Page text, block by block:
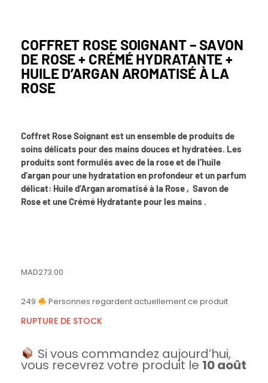
COFFRET ROSE SOIGNANT – SAVON
DE ROSE + CRÉMÉ HYDRATANTE +
HUILE D’ARGAN AROMATISÉ À LA
ROSE
Coffret Rose Soignant est un ensemble de produits de
soins délicats pour des mains douces et hydratées. Les
produits sont formulés avec de la rose et de l’huile
d’argan pour une hydratation en profondeur et un parfum
délicat: Huile d’Argan aromatisé à la Rose , Savon de
Rose et une Crémé Hydratante pour les mains .
MAD273.00
249 Personnes regardent actuellement ce produit
RUPTURE DE STOCK
Si vous commandez aujourd’hui,
vous recevrez votre produit le 10 août